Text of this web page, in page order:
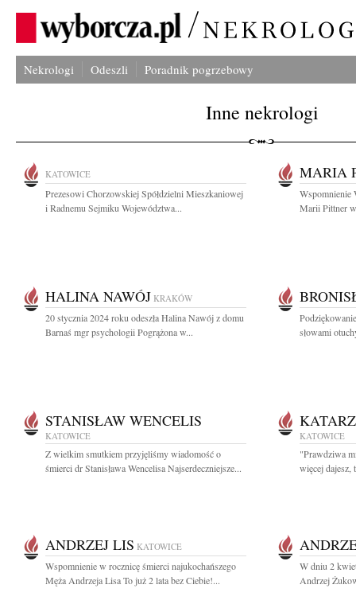
Nekrologi Odeszli Poradnik pogrzebowy
Inne nekrologi
KATOWICE
Prezesowi Chorzowskiej Spółdzielni Mieszkaniowej
i Radnemu Sejmiku Województwa...
MARIA
Wspomnienie
Marii Pittner
HALINA NAWÓJ KRAKÓW
20 stycznia 2024 roku odeszła Halina Nawój z domu
Barnaś mgr psychologii Pogrążona w...
słowami
STANISŁAW WENCELIS
KATOWICE
Z wielkim smutkiem przyjęliśmy wiadomość o
śmierci dr Stanisława Wencelisa Najserdeczniejsze...
KATOWICE
"Prawdziwa
więcej dajesz,
ANDRZEJ LIS KATOWICE
Wspomnienie w rocznicę śmierci najukochańszego
Męża Andrzeja Lisa To już 2 lata bez Ciebie!...
W dniu 2
Andrzej